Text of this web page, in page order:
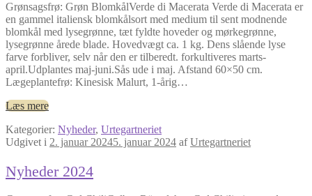
Grønsagsfrø: Grøn BlomkålVerde di Macerata Verde di Macerata er
en gammel italiensk blomkålsort med medium til sent modnende
blomkål med lysegrønne, tæt fyldte hoveder og mørkegrønne,
lysegrønne årede blade. Hovedvægt ca. 1 kg. Dens slående lyse
farve forbliver, selv når den er tilberedt. forkultiveres marts-
april.Udplantes maj-juni.Sås ude i maj. Afstand 60×50 cm.
Lægeplantefrø: Kinesisk Malurt, 1-årig…
Læs mere
Kategorier: Nyheder, Urtegartneriet
Udgivet i 2. januar 20245. januar 2024 afUrtegartneriet
Nyheder 2024